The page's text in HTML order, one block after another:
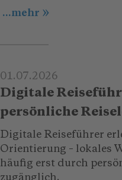
...mehr
01.07.2026
Digitale
persönliche
Digitale Reiseführer
Orientierung – lokales
häufig erst durch
zugänglich.